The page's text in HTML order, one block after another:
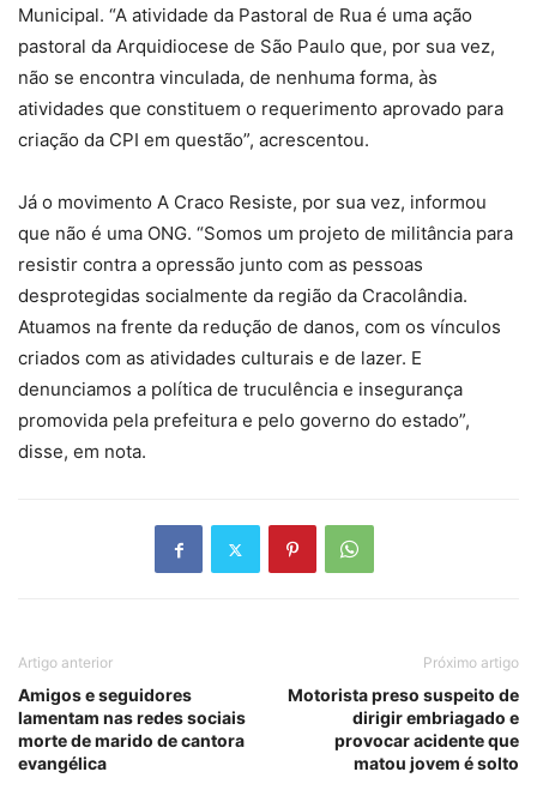
Municipal. “A atividade da Pastoral de Rua é uma ação
pastoral da Arquidiocese de São Paulo que, por sua vez,
não se encontra vinculada, de nenhuma forma, às
atividades que constituem o requerimento aprovado para
criação da CPI em questão”, acrescentou.
Já o movimento A Craco Resiste, por sua vez, informou
que não é uma ONG. “Somos um projeto de militância para
resistir contra a opressão junto com as pessoas
desprotegidas socialmente da região da Cracolândia.
Atuamos na frente da redução de danos, com os vínculos
criados com as atividades culturais e de lazer. E
denunciamos a política de truculência e insegurança
promovida pela prefeitura e pelo governo do estado”,
disse, em nota.
Artigo anterior
Amigos e seguidores
lamentam nas redes sociais
morte de marido de cantora
evangélica
Próximo artigo
Motorista preso suspeito de
dirigir embriagado e
provocar acidente que
matou jovem é solto